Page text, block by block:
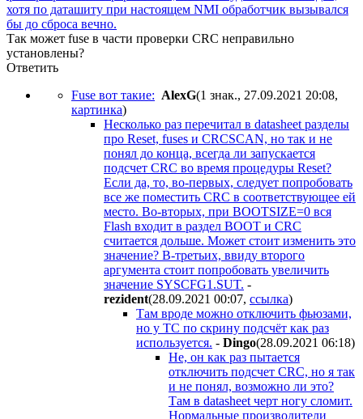
хотя по даташиту при настоящем NMI обработчик вызывался
бы до сброса вечно.
Так может fuse в части проверки CRC неправильно
установлены?
Ответить
Fuse вот такие: AlexG(1 знак., 27.09.2021 20:08,
картинка)
Несколько раз перечитал в datasheet разделы
про Reset, fuses и CRCSCAN, но так и не
понял до конца, всегда ли запускается
подсчет CRC во время процедуры Reset?
Если да, то, во-первых, следует попробовать
все же поместить CRC в соответствующее ей
место. Во-вторых, при BOOTSIZE=0 вся
Flash входит в раздел BOOT и CRC
считается дольше. Может стоит изменить это
значение? В-третьих, ввиду второго
аргумента стоит попробовать увеличить
значение SYSCFG1.SUT. -
rezident(28.09.2021 00:07, ссылка)
Там вроде можно отключить фьюзами,
но у ТС по скрину подсчёт как раз
используется. - Dingo(28.09.2021 06:18)
Не, он как раз пытается
отключить подсчет CRC, но я так
и не понял, возможно ли это?
Там в datasheet черт ногу сломит.
Нормальные производители